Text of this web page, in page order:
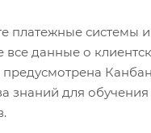
платежные системы и
данные о
знаний для